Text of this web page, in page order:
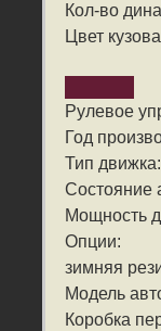
Кол-во
Цвет
Рулевое
Год
Тип
Состояние
Мощность
Опции:
зимняя
Модель
Коробка